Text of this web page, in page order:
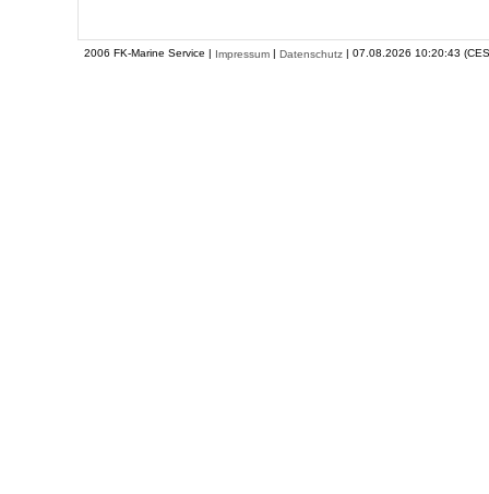
2006 FK-Marine Service | Impressum | Datenschutz | 07.08.2026 10:20:43